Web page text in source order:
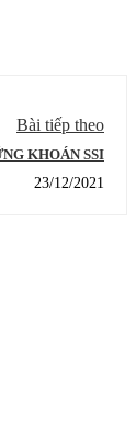
Bài tiếp theo
KHOÁN SSI
23/12/2021